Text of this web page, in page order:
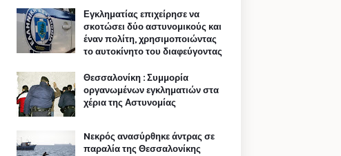
Εγκληματίας επιχείρησε να
σκοτώσει δύο αστυνομικούς και
έναν πολίτη, χρησιμοποιώντας
το αυτοκίνητο του διαφεύγοντας
Θεσσαλονίκη : Συμμορία
οργανωμένων εγκληματιών στα
χέρια της Αστυνομίας
Nεκρός ανασύρθηκε άντρας σε
παραλία της Θεσσαλονίκης